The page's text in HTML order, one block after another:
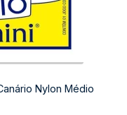
Nylon Médio